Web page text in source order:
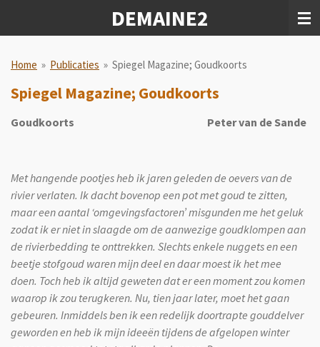
de
DEMAINE2
Home » Publicaties » Spiegel Magazine; Goudkoorts
Spiegel Magazine; Goudkoorts
Goudkoorts Peter van de Sande
Met hangende pootjes heb ik jaren geleden de oevers van de
rivier verlaten. Ik dacht bovenop een pot met goud te zitten,
maar een aantal ‘omgevingsfactoren’ misgunden me het geluk
zodat ik er niet in slaagde om de aanwezige goudklompen aan
de rivierbedding te onttrekken. Slechts enkele nuggets en een
beetje stofgoud waren mijn deel en daar moest ik het mee
doen. Toch heb ik altijd geweten dat er een moment zou komen
waarop ik zou terugkeren. Nu, tien jaar later, moet het gaan
gebeuren. Inmiddels ben ik een redelijk doortrapte gouddelver
geworden en heb ik mijn ideeën tijdens de afgelopen winter